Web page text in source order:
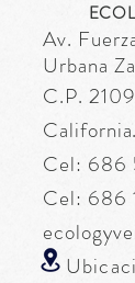
Av.
Urbana
C.P.
California.
Cel: 686
Cel: 686